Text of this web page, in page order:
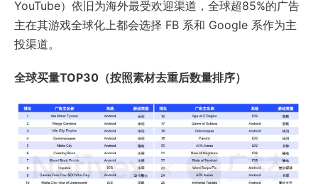
YouTube）依旧为海外最受欢迎渠道，全球超85%的广告
主在其游戏全球化上都会选择 FB 系和 Google 系作为主
投渠道。
全球买量TOP30（按照素材去重后数量排序）